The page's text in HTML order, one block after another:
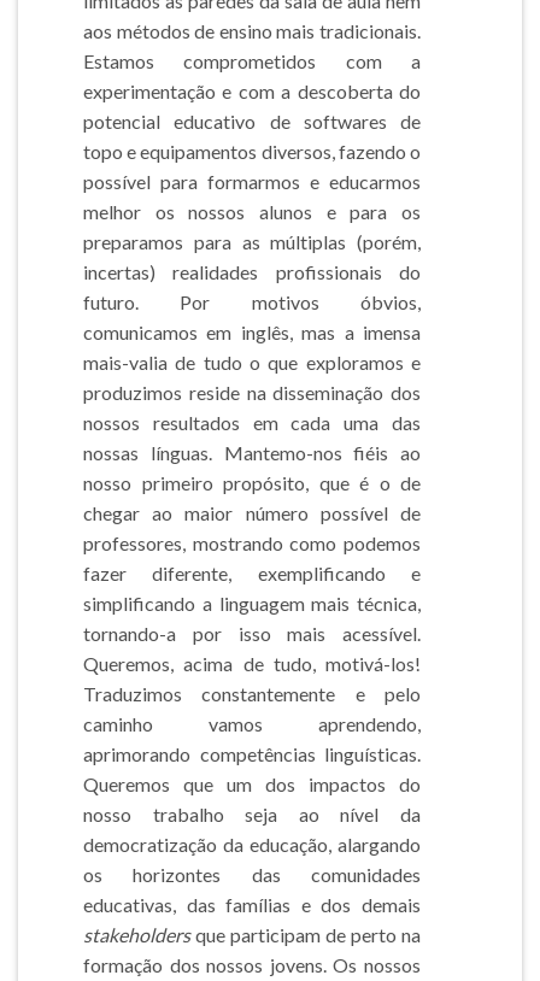
aos métodos de ensino mais tradicionais.
Estamos comprometidos com a
experimentação e com a descoberta do
potencial educativo de softwares de
topo e equipamentos diversos, fazendo o
possível para formarmos e educarmos
melhor os nossos alunos e para os
preparamos para as múltiplas (porém,
incertas) realidades profissionais do
futuro. Por motivos óbvios,
comunicamos em inglês, mas a imensa
mais-valia de tudo o que exploramos e
produzimos reside na disseminação dos
nossos resultados em cada uma das
nossas línguas. Mantemo-nos fiéis ao
nosso primeiro propósito, que é o de
chegar ao maior número possível de
professores, mostrando como podemos
fazer diferente, exemplificando e
simplificando a linguagem mais técnica,
tornando-a por isso mais acessível.
Queremos, acima de tudo, motivá-los!
Traduzimos constantemente e pelo
caminho vamos aprendendo,
aprimorando competências linguísticas.
Queremos que um dos impactos do
nosso trabalho seja ao nível da
democratização da educação, alargando
os horizontes das comunidades
educativas, das famílias e dos demais
stakeholdersque participam de perto na
formação dos nossos jovens. Os nossos